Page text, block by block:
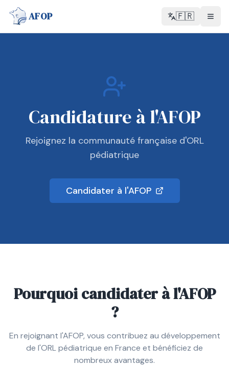
AFOP 🇫🇷
Candidature à l'AFOP
Rejoignez la communauté française d'ORL
pédiatrique
Candidater à l'AFOP
Pourquoi candidater à l'AFOP
?
En rejoignant l'AFOP, vous contribuez au développement
de l'ORL pédiatrique en France et bénéficiez de
nombreux avantages.